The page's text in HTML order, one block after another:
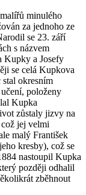
minulého
za jednoho ze
se 23. září
s názvem
Kupky a Josefy
se celá Kupkova
stal okresním
položeny
Kupka
zůstaly jizvy na
jej velmi
malý František
kresby), což se
nastoupil Kupka
později odhalil
zběhnout